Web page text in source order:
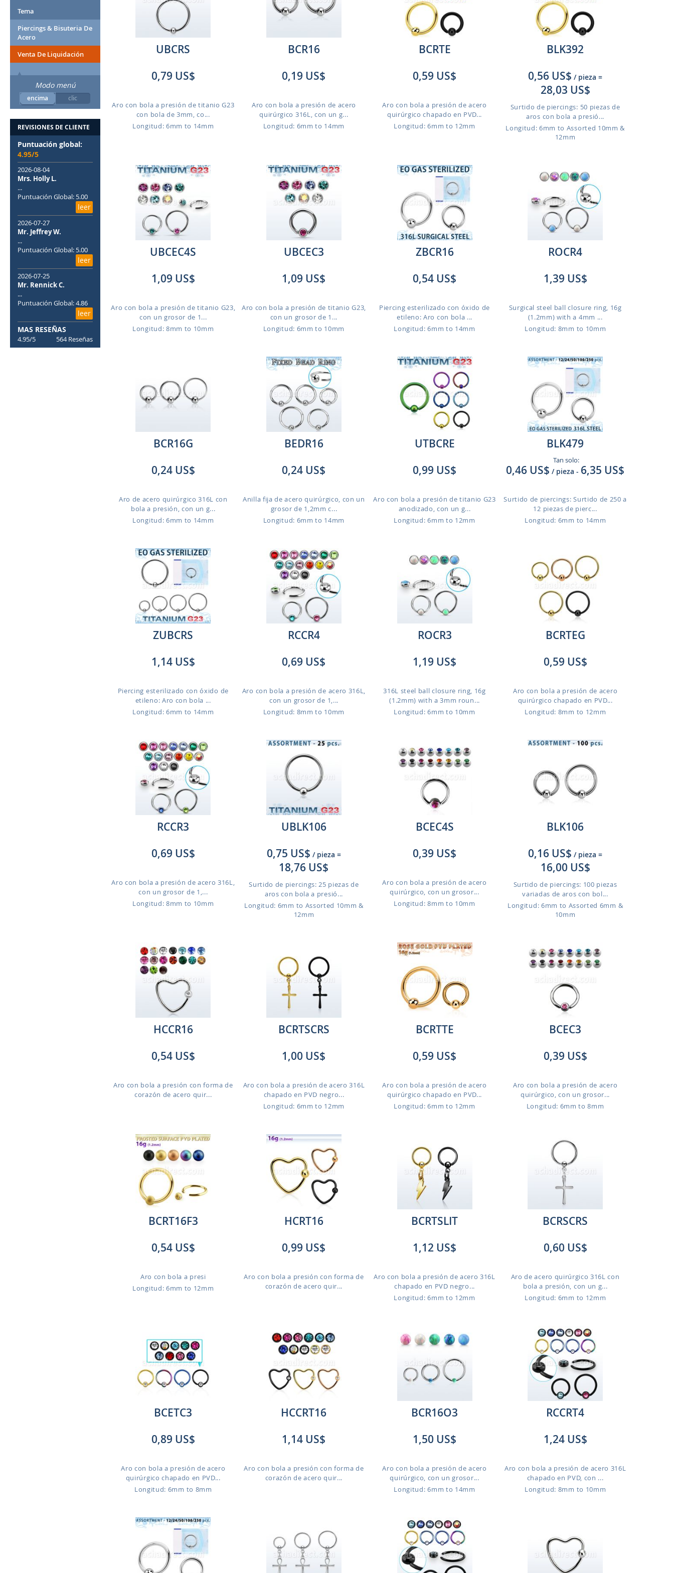
UBCRS
0,79 US$
Aro con bola a presión de titanio G23
con bola de 3mm, co...
Longitud: 6mm to 14mm
BCR16
0,19 US$
Aro con bola a presión de acero
quirúrgico 316L, con un g...
Longitud: 6mm to 14mm
BCRTE
0,59 US$
Aro con bola a presión de acero
quirúrgico chapado en PVD...
Longitud: 6mm to 12mm
BLK392
0,56 US$ / pieza =
28,03 US$
Surtido de piercings: 50 piezas de
aros con bola a presió...
Longitud: 6mm to Assorted 10mm &
12mm
UBCEC4S
1,09 US$
Aro con bola a presión de titanio G23,
con un grosor de 1...
Longitud: 8mm to 10mm
UBCEC3
1,09 US$
Aro con bola a presión de titanio G23,
con un grosor de 1...
Longitud: 6mm to 10mm
ZBCR16
0,54 US$
Piercing esterilizado con óxido de
etileno: Aro con bola ...
Longitud: 6mm to 14mm
ROCR4
1,39 US$
Surgical steel ball closure ring, 16g
(1.2mm) with a 4mm ...
Longitud: 8mm to 10mm
BCR16G
0,24 US$
Aro de acero quirúrgico 316L con
bola a presión, con un g...
Longitud: 6mm to 14mm
BEDR16
0,24 US$
Anilla fija de acero quirúrgico, con un
grosor de 1,2mm c...
Longitud: 6mm to 14mm
UTBCRE
0,99 US$
Aro con bola a presión de titanio G23
anodizado, con un g...
Longitud: 6mm to 12mm
BLK479
Tan solo:
0,46 US$ / pieza - 6,35 US$
Surtido de piercings: Surtido de 250 a
12 piezas de pierc...
Longitud: 6mm to 14mm
ZUBCRS
1,14 US$
Piercing esterilizado con óxido de
etileno: Aro con bola ...
Longitud: 6mm to 14mm
RCCR4
0,69 US$
Aro con bola a presión de acero 316L,
con un grosor de 1,...
Longitud: 8mm to 10mm
ROCR3
1,19 US$
316L steel ball closure ring, 16g
(1.2mm) with a 3mm roun...
Longitud: 6mm to 10mm
BCRTEG
0,59 US$
Aro con bola a presión de acero
quirúrgico chapado en PVD...
Longitud: 8mm to 12mm
RCCR3
0,69 US$
Aro con bola a presión de acero 316L,
con un grosor de 1,...
Longitud: 8mm to 10mm
UBLK106
0,75 US$ / pieza =
18,76 US$
Surtido de piercings: 25 piezas de
aros con bola a presió...
Longitud: 6mm to Assorted 10mm &
12mm
BCEC4S
0,39 US$
Aro con bola a presión de acero
quirúrgico, con un grosor...
Longitud: 8mm to 10mm
BLK106
0,16 US$ / pieza =
16,00 US$
Surtido de piercings: 100 piezas
variadas de aros con bol...
Longitud: 6mm to Assorted 6mm &
10mm
HCCR16
0,54 US$
Aro con bola a presión con forma de
corazón de acero quir...
BCRTSCRS
1,00 US$
Aro con bola a presión de acero 316L
chapado en PVD negro...
Longitud: 6mm to 12mm
BCRTTE
0,59 US$
Aro con bola a presión de acero
quirúrgico chapado en PVD...
Longitud: 6mm to 12mm
BCEC3
0,39 US$
Aro con bola a presión de acero
quirúrgico, con un grosor...
Longitud: 6mm to 8mm
BCRT16F3
0,54 US$
Aro con bola a presi
Longitud: 6mm to 12mm
HCRT16
0,99 US$
Aro con bola a presión con forma de
corazón de acero quir...
BCRTSLIT
1,12 US$
Aro con bola a presión de acero 316L
chapado en PVD negro...
Longitud: 6mm to 12mm
BCRSCRS
0,60 US$
Aro de acero quirúrgico 316L con
bola a presión, con un g...
Longitud: 6mm to 12mm
BCETC3
0,89 US$
Aro con bola a presión de acero
quirúrgico chapado en PVD...
Longitud: 6mm to 8mm
HCCRT16
1,14 US$
Aro con bola a presión con forma de
corazón de acero quir...
BCR16O3
1,50 US$
Aro con bola a presión de acero
quirúrgico, con un grosor...
Longitud: 6mm to 14mm
RCCRT4
1,24 US$
Aro con bola a presión de acero 316L
chapado en PVD, con ...
Longitud: 8mm to 10mm
Tema
Piercings & Bisuteria De
Acero
Venta De Liquidación
Modo menú
encima clic
REVISIONES DE CLIENTE
Puntuación global:
4.95/5
2026-08-04
Mrs. Holly L.
...
Puntuación Global: 5.00
leer
2026-07-27
Mr. Jeffrey W.
...
Puntuación Global: 5.00
leer
2026-07-25
Mr. Rennick C.
...
Puntuación Global: 4.86
leer
MAS RESEÑAS
4.95/5 564 Reseñas